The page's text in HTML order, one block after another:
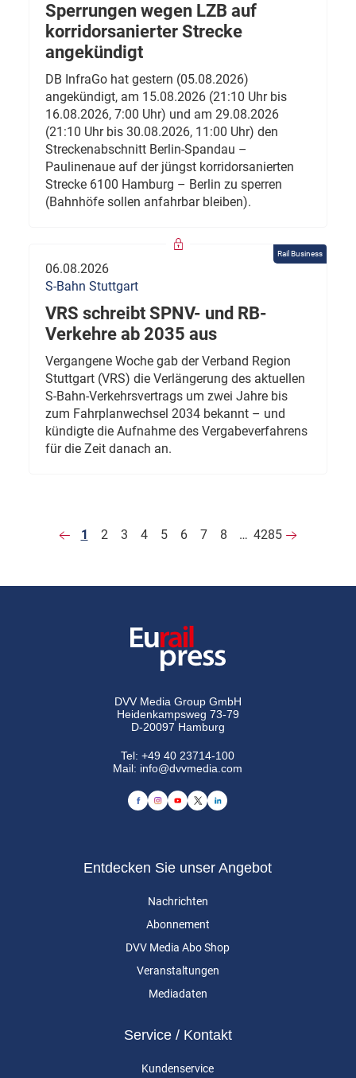
Sperrungen wegen LZB auf
korridorsanierter Strecke
angekündigt
DB InfraGo hat gestern (05.08.2026)
angekündigt, am 15.08.2026 (21:10 Uhr bis
16.08.2026, 7:00 Uhr) und am 29.08.2026
(21:10 Uhr bis 30.08.2026, 11:00 Uhr) den
Streckenabschnitt Berlin-Spandau –
Paulinenaue auf der jüngst korridorsanierten
Strecke 6100 Hamburg – Berlin zu sperren
(Bahnhöfe sollen anfahrbar bleiben).
Rail Business
06.08.2026
S-Bahn Stuttgart
VRS schreibt SPNV- und RB-
Verkehre ab 2035 aus
Vergangene Woche gab der Verband Region
Stuttgart (VRS) die Verlängerung des aktuellen
S-Bahn-Verkehrsvertrags um zwei Jahre bis
zum Fahrplanwechsel 2034 bekannt – und
kündigte die Aufnahme des Vergabeverfahrens
für die Zeit danach an.
1 2 3 4 5 6 7 8 … 4285
DVV Media Group GmbH
Heidenkampsweg 73-79
D-20097 Hamburg
Tel:+49 40 23714-100
Mail: info@dvvmedia.com
Entdecken Sie unser Angebot
Nachrichten
Abonnement
DVV Media Abo Shop
Veranstaltungen
Mediadaten
Service / Kontakt
Kundenservice